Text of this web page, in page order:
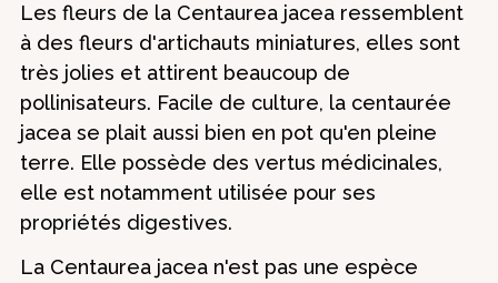
Les fleurs de la Centaurea jacea ressemblent
à des fleurs d'artichauts miniatures, elles sont
très jolies et attirent beaucoup de
pollinisateurs. Facile de culture, la centaurée
jacea se plait aussi bien en pot qu'en pleine
terre. Elle possède des vertus médicinales,
elle est notamment utilisée pour ses
propriétés digestives.
La Centaurea jacea n'est pas une espèce